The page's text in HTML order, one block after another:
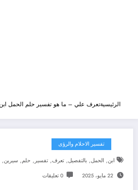
الرئيسيةتعرف علي – ما هو تفسير حلم الحمل
تفسير الاحلام والرؤى
ابن, الحمل, بالتفصيل, تعرف, تفسير , حلم, سيرين,
22 مايو، 2025 0 تعليقات